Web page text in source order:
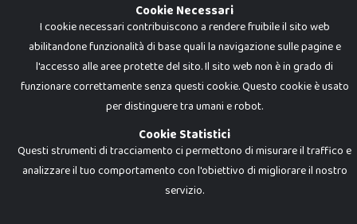
Dadi e Mattoncini è un brand di Giocabene Srl. Ogni riproduzione o utilizzo non
espressamente autorizzato è severamente vietato. Tutti i loghi, marchi,
brand elencati nel presente shop sono di proprietà dei rispettivi titolari.
I prezzi e le promozioni pubblicate potrebbero differire da quanto esposto in
negozio.
Giocabene Srl - via della Posta 8, 20123 Milano (MI)
P.IVA 02608090425 - REA AN201199 - C.S. 10.000 i.v.
Cookie Necessari
I cookie necessari contribuiscono a rendere fruibile il sito web
abilitandone funzionalità di base quali la navigazione sulle pagine e
l'accesso alle aree protette del sito. Il sito web non è in grado di
funzionare correttamente senza questi cookie. Questo cookie è usato
per distinguere tra umani e robot.
Cookie Statistici
Questi strumenti di tracciamento ci permettono di misurare il traffico e
analizzare il tuo comportamento con l'obiettivo di migliorare il nostro
servizio.